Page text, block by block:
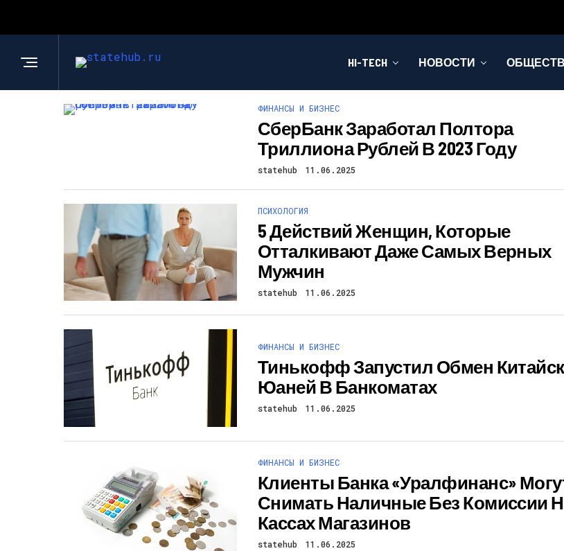
HI-TECH НОВОСТИ
ФИНАНСЫ И БИЗНЕС
СберБанк Заработал Полтора
Триллиона Рублей В 2023 Году
statehub 11.06.2025
ПСИХОЛОГИЯ
5 Действий Женщин, Которые
Отталкивают Даже Самых Верных
Мужчин
statehub 11.06.2025
ФИНАНСЫ И БИЗНЕС
Тинькофф Запустил Обмен
Юаней В Банкоматах
statehub 11.06.2025
ФИНАНСЫ И БИЗНЕС
Клиенты Банка «Уралфинанс»
Снимать Наличные Без Комиссии
Кассах Магазинов
statehub 11.06.2025